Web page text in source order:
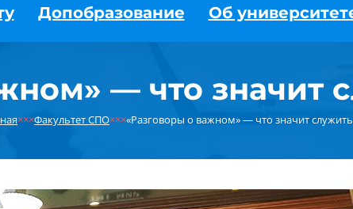
Допобразование Об
— что значит
×××Факультет СПО×××«Разговоры о важном» — что значит служить